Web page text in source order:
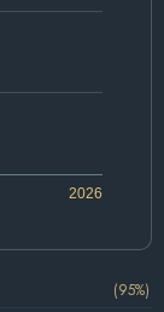
2026
(95%)